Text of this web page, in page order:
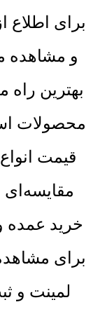
برای اطلاع
و مشاهده
بهترین
محصولات
قیمت انواع
مقایسه‌ای
خرید عمده
برای
لمینت و